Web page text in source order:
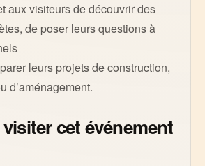
aux visiteurs de découvrir des
de poser leurs questions à
leurs projets de construction,
d’aménagement.
cet événement